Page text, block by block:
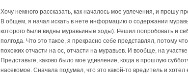
Хочу немного рассказать, как началось мое увлечения, и прошу
В общем, я начал искать в нете информацию о содержании
которого были видны муравьиные ходы). Решил попробовать и
полгода. Что это такое, я прекрасно себе представлял, потому
похожих отчасти на ос, отчасти на муравьев. И вообще, на
Представьте, каково было мое удивление, когда в прошлую
насекомое. Сначала подумал, что это какой-то вредитель и